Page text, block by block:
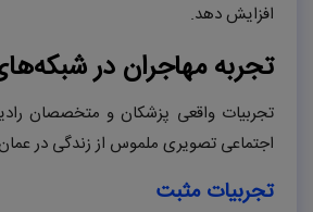
افزایش دهد.
تجربه مهاجران در
تجربیات واقعی پزشکان و متخصصان
اجتماعی تصویری ملموس از زندگی در
تجربیات مثبت